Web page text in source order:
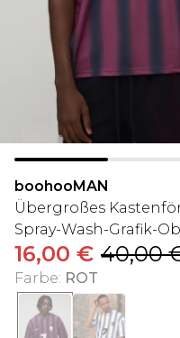
boohooMAN
Übergroßes
Spray-Wash-Grafik-
16,00 € 40,00
Farbe: ROT